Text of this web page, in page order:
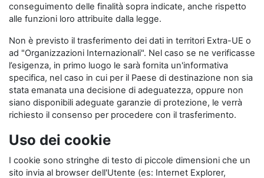
conseguimento delle finalità sopra indicate, anche rispetto
alle funzioni loro attribuite dalla legge.
Non è previsto il trasferimento dei dati in territori Extra-UE o
ad "Organizzazioni Internazionali". Nel caso se ne verificasse
l’esigenza, in primo luogo le sarà fornita un'informativa
specifica, nel caso in cui per il Paese di destinazione non sia
stata emanata una decisione di adeguatezza, oppure non
siano disponibili adeguate garanzie di protezione, le verrà
richiesto il consenso per procedere con il trasferimento.
Uso dei cookie
I cookie sono stringhe di testo di piccole dimensioni che un
sito invia al browser dell'Utente (es: Internet Explorer,